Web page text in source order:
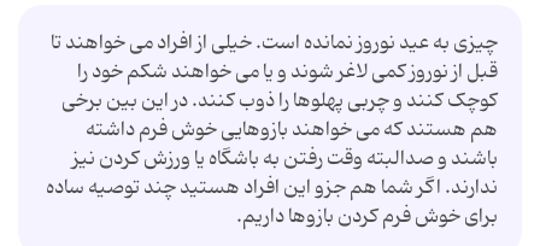
چیزی به عید نوروز نمانده است. خیلی از افراد می خواهند تا
قبل از نوروز کمی لاغر شوند و یا می خواهند شکم خود را
کوچک کنند و چربی پهلوها را ذوب کنند. در این بین برخی
هم هستند که می خواهند بازوهایی خوش فرم داشته
باشند و صدالبته وقت رفتن به باشگاه یا ورزش کردن نیز
ندارند. اگر شما هم جزو این افراد هستید چند توصیه ساده
برای خوش فرم کردن بازوها داریم.